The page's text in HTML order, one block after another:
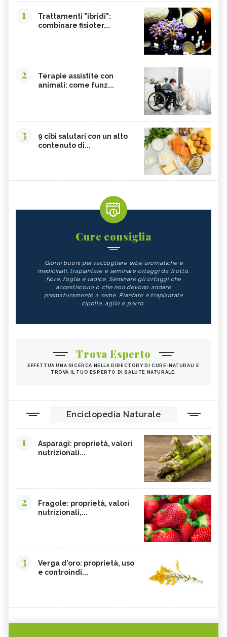
1
Trattamenti "ibridi":
combinare fisioter...
2
Terapie assistite con
animali: come funz...
3
9 cibi salutari con un alto
contenuto di...
Cure consiglia
Giorni buoni per raccogliere erbe aromatiche e
medicinali, trapiantare e seminare ortaggi da frutto,
fiore, foglia e radice. Seminare gli ortaggi che
accestiscono o che non devono andare
prematuramente a seme. Piantate e trapiantate
cipolle, aglio e porro.
Trova Esperto
EFFETTUA UNA RICERCA NELLA DIRECTORY DI CURE-NATURALI E
TROVA IL TUO ESPERTO DI SALUTE NATURALE.
Enciclopedia Naturale
1
Asparagi: proprietà, valori
nutrizionali...
2
Fragole: proprietà, valori
nutrizionali,...
3
Verga d'oro: proprietà, uso
e controindi...